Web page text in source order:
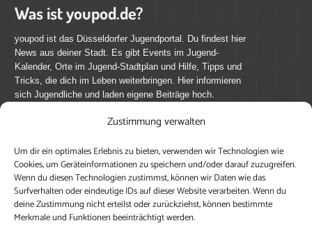
Zustimmung verwalten
Um dir ein optimales Erlebnis zu bieten, verwenden wir Technologien wie
Cookies, um Geräteinformationen zu speichern und/oder darauf zuzugreifen.
Wenn du diesen Technologien zustimmst, können wir Daten wie das
Surfverhalten oder eindeutige IDs auf dieser Website verarbeiten. Wenn du
deine Zustimmung nicht erteilst oder zurückziehst, können bestimmte
Merkmale und Funktionen beeinträchtigt werden.
Was ist youpod.de?
youpod ist das Düsseldorfer Jugendportal. Du findest hier
News aus deiner Stadt. Es gibt Events im Jugend-
Kalender, Orte im Jugend-Stadtplan und Hilfe, Tipps und
Tricks, die dich im Leben weiterbringen. Hier informieren
sich Jugendliche und laden eigene Beiträge hoch.
Mach mit bei youpod.de!
youpod.de lebt von Menschen wie dir. Sammel
journalistische Erfahrung, teile deine Perspektive und
veröffentliche deine Beiträge auf youpod.de.Du musst
dich anmelden, um alle Funktionen nutzen zu können, ein
Profil anzulegen, eigene Beiträge hochzuladen und zu